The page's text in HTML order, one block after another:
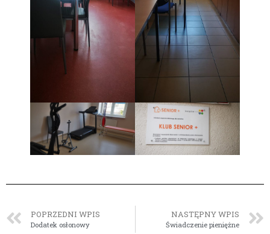
POPRZEDNI WPIS
Dodatek osłonowy
NASTĘPNY WPIS
Świadczenie pieniężne